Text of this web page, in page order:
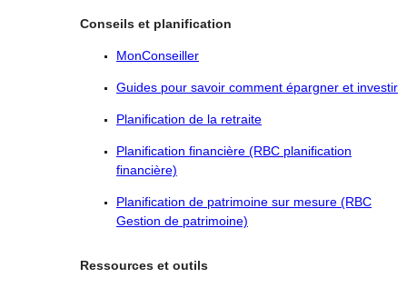
Conseils et planification
MonConseiller
Guides pour savoir comment épargner et investir
Planification de la retraite
Planification financière (RBC planification
financière)
Planification de patrimoine sur mesure (RBC
Gestion de patrimoine)
Ressources et outils